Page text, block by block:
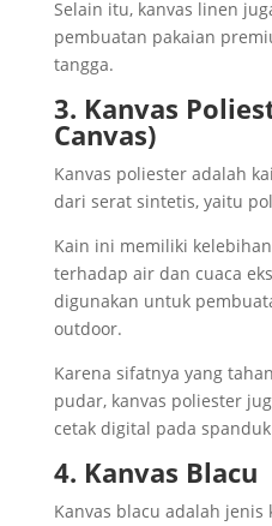
Selain itu, kanvas linen
pembuatan pakaian
tangga.
3. Kanvas
Canvas)
Kanvas poliester adalah
dari serat sintetis, yaitu
Kain ini memiliki
terhadap air dan cuaca
digunakan untuk
outdoor.
Karena sifatnya yang
pudar, kanvas poliester
cetak digital pada
4. Kanvas Blacu
Kanvas blacu adalah